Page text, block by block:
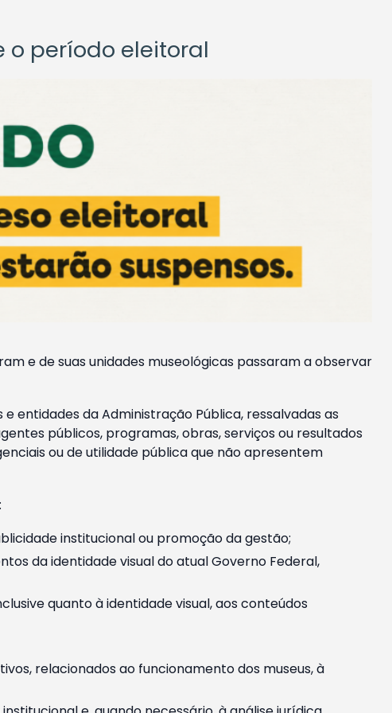
o período eleitoral
e de suas unidades museológicas passaram a observar
entidades da Administração Pública, ressalvadas as
públicos, programas, obras, serviços ou resultados
ou de utilidade pública que não apresentem
institucional ou promoção da gestão;
da identidade visual do atual Governo Federal,
quanto à identidade visual, aos conteúdos
relacionados ao funcionamento dos museus, à